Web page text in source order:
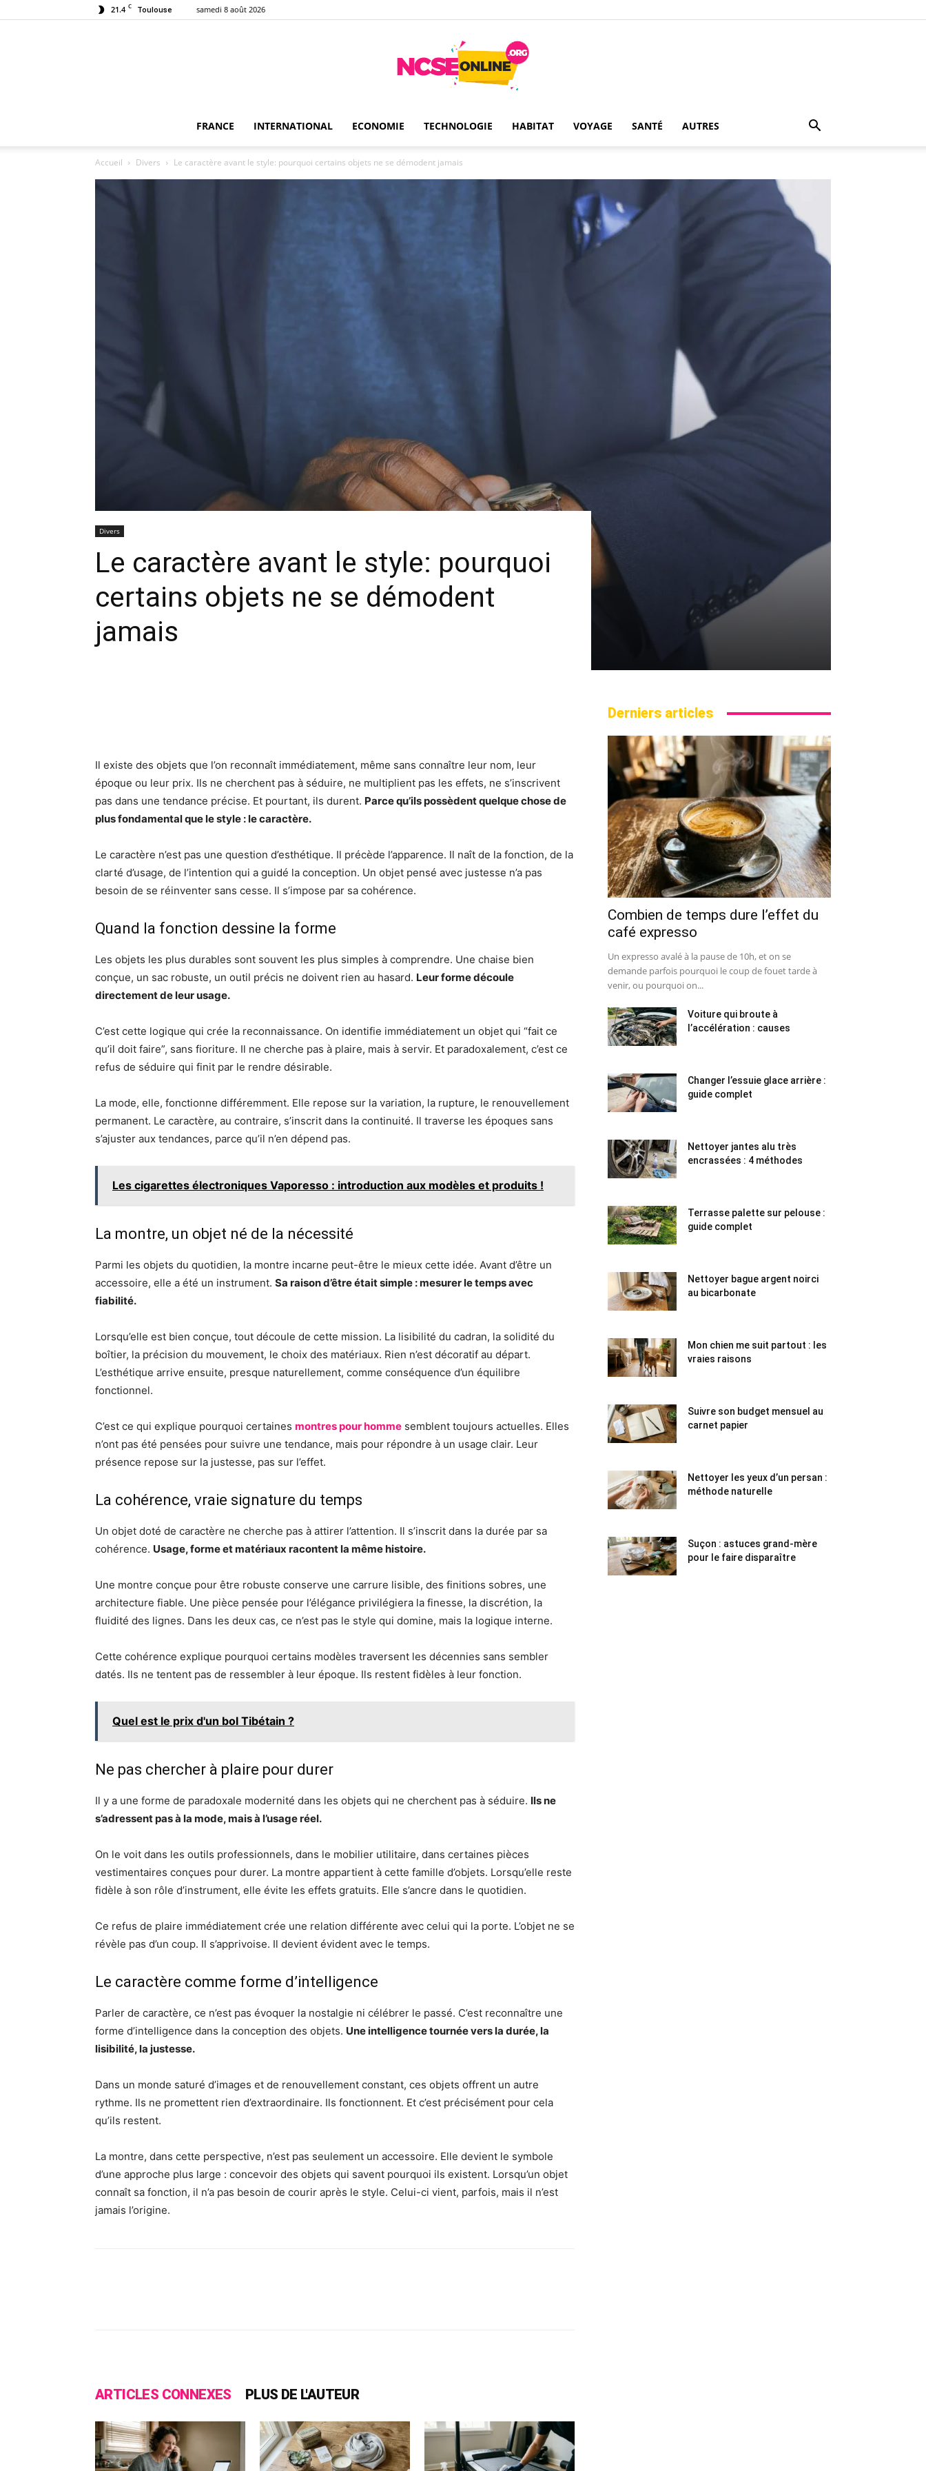
21.4 C Toulouse samedi 8 août 2026
FRANCE INTERNATIONAL ECONOMIE TECHNOLOGIE HABITAT VOYAGE SANTÉ AUTRES
Accueil Divers Le caractère avant le style: pourquoi certains objets ne se démodent jamais
Divers
Le caractère avant le style: pourquoi
certains objets ne se démodent
jamais
Il existe des objets que l’on reconnaît immédiatement, même sans connaître leur nom, leur
époque ou leur prix. Ils ne cherchent pas à séduire, ne multiplient pas les effets, ne s’inscrivent
pas dans une tendance précise. Et pourtant, ils durent. Parce qu’ils possèdent quelque chose de
plus fondamental que le style : le caractère.
Le caractère n’est pas une question d’esthétique. Il précède l’apparence. Il naît de la fonction, de la
clarté d’usage, de l’intention qui a guidé la conception. Un objet pensé avec justesse n’a pas
besoin de se réinventer sans cesse. Il s’impose par sa cohérence.
Quand la fonction dessine la forme
Les objets les plus durables sont souvent les plus simples à comprendre. Une chaise bien
conçue, un sac robuste, un outil précis ne doivent rien au hasard. Leur forme découle
directement de leur usage.
C’est cette logique qui crée la reconnaissance. On identifie immédiatement un objet qui “fait ce
qu’il doit faire”, sans fioriture. Il ne cherche pas à plaire, mais à servir. Et paradoxalement, c’est ce
refus de séduire qui finit par le rendre désirable.
La mode, elle, fonctionne différemment. Elle repose sur la variation, la rupture, le renouvellement
permanent. Le caractère, au contraire, s’inscrit dans la continuité. Il traverse les époques sans
s’ajuster aux tendances, parce qu’il n’en dépend pas.
Les cigarettes électroniques Vaporesso : introduction aux modèles et produits !
La montre, un objet né de la nécessité
Parmi les objets du quotidien, la montre incarne peut-être le mieux cette idée. Avant d’être un
accessoire, elle a été un instrument. Sa raison d’être était simple : mesurer le temps avec
fiabilité.
Lorsqu’elle est bien conçue, tout découle de cette mission. La lisibilité du cadran, la solidité du
boîtier, la précision du mouvement, le choix des matériaux. Rien n’est décoratif au départ.
L’esthétique arrive ensuite, presque naturellement, comme conséquence d’un équilibre
fonctionnel.
C’est ce qui explique pourquoi certaines montres pour homme semblent toujours actuelles. Elles
n’ont pas été pensées pour suivre une tendance, mais pour répondre à un usage clair. Leur
présence repose sur la justesse, pas sur l’effet.
La cohérence, vraie signature du temps
Un objet doté de caractère ne cherche pas à attirer l’attention. Il s’inscrit dans la durée par sa
cohérence. Usage, forme et matériaux racontent la même histoire.
Une montre conçue pour être robuste conserve une carrure lisible, des finitions sobres, une
architecture fiable. Une pièce pensée pour l’élégance privilégiera la finesse, la discrétion, la
fluidité des lignes. Dans les deux cas, ce n’est pas le style qui domine, mais la logique interne.
Cette cohérence explique pourquoi certains modèles traversent les décennies sans sembler
datés. Ils ne tentent pas de ressembler à leur époque. Ils restent fidèles à leur fonction.
Quel est le prix d'un bol Tibétain ?
Ne pas chercher à plaire pour durer
Il y a une forme de paradoxale modernité dans les objets qui ne cherchent pas à séduire. Ils ne
s’adressent pas à la mode, mais à l’usage réel.
On le voit dans les outils professionnels, dans le mobilier utilitaire, dans certaines pièces
vestimentaires conçues pour durer. La montre appartient à cette famille d’objets. Lorsqu’elle reste
fidèle à son rôle d’instrument, elle évite les effets gratuits. Elle s’ancre dans le quotidien.
Ce refus de plaire immédiatement crée une relation différente avec celui qui la porte. L’objet ne se
révèle pas d’un coup. Il s’apprivoise. Il devient évident avec le temps.
Le caractère comme forme d’intelligence
Parler de caractère, ce n’est pas évoquer la nostalgie ni célébrer le passé. C’est reconnaître une
forme d’intelligence dans la conception des objets. Une intelligence tournée vers la durée, la
lisibilité, la justesse.
Dans un monde saturé d’images et de renouvellement constant, ces objets offrent un autre
rythme. Ils ne promettent rien d’extraordinaire. Ils fonctionnent. Et c’est précisément pour cela
qu’ils restent.
La montre, dans cette perspective, n’est pas seulement un accessoire. Elle devient le symbole
d’une approche plus large : concevoir des objets qui savent pourquoi ils existent. Lorsqu’un objet
connaît sa fonction, il n’a pas besoin de courir après le style. Celui-ci vient, parfois, mais il n’est
jamais l’origine.
ARTICLES CONNEXES PLUS DE L'AUTEUR
Derniers articles
Combien de temps dure l’effet du
café expresso
Un expresso avalé à la pause de 10h, et on se
demande parfois pourquoi le coup de fouet tarde à
venir, ou pourquoi on...
Voiture qui broute à
l’accélération : causes
Changer l’essuie glace arrière :
guide complet
Nettoyer jantes alu très
encrassées : 4 méthodes
Terrasse palette sur pelouse :
guide complet
Nettoyer bague argent noirci
au bicarbonate
Mon chien me suit partout : les
vraies raisons
Suivre son budget mensuel au
carnet papier
Nettoyer les yeux d’un persan :
méthode naturelle
Suçon : astuces grand-mère
pour le faire disparaître